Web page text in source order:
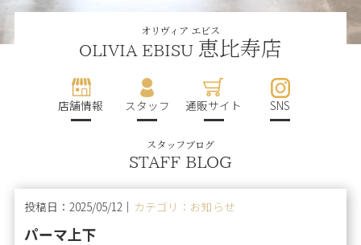
オリヴィア エビス
OLIVIA EBISU 恵比寿店
店舗情報 スタッフ 通販サイト SNS
スタッフブログ
STAFF BLOG
投稿日：2025/05/12｜ カテゴリ：お知らせ
パーマ上下